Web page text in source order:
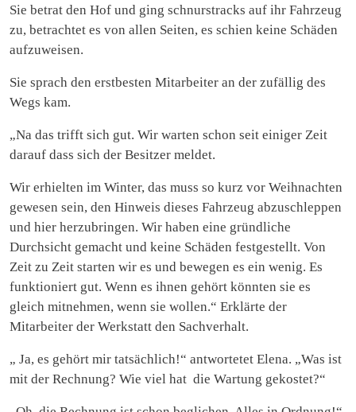
Sie betrat den Hof und ging schnurstracks auf ihr Fahrzeug
zu, betrachtet es von allen Seiten, es schien keine Schäden
aufzuweisen.
Sie sprach den erstbesten Mitarbeiter an der zufällig des
Wegs kam.
„Na das trifft sich gut. Wir warten schon seit einiger Zeit
darauf dass sich der Besitzer meldet.
Wir erhielten im Winter, das muss so kurz vor Weihnachten
gewesen sein, den Hinweis dieses Fahrzeug abzuschleppen
und hier herzubringen. Wir haben eine gründliche
Durchsicht gemacht und keine Schäden festgestellt. Von
Zeit zu Zeit starten wir es und bewegen es ein wenig. Es
funktioniert gut. Wenn es ihnen gehört könnten sie es
gleich mitnehmen, wenn sie wollen.“ Erklärte der
Mitarbeiter der Werkstatt den Sachverhalt.
„ Ja, es gehört mir tatsächlich!“ antwortetet Elena. „Was ist
mit der Rechnung? Wie viel hat die Wartung gekostet?“